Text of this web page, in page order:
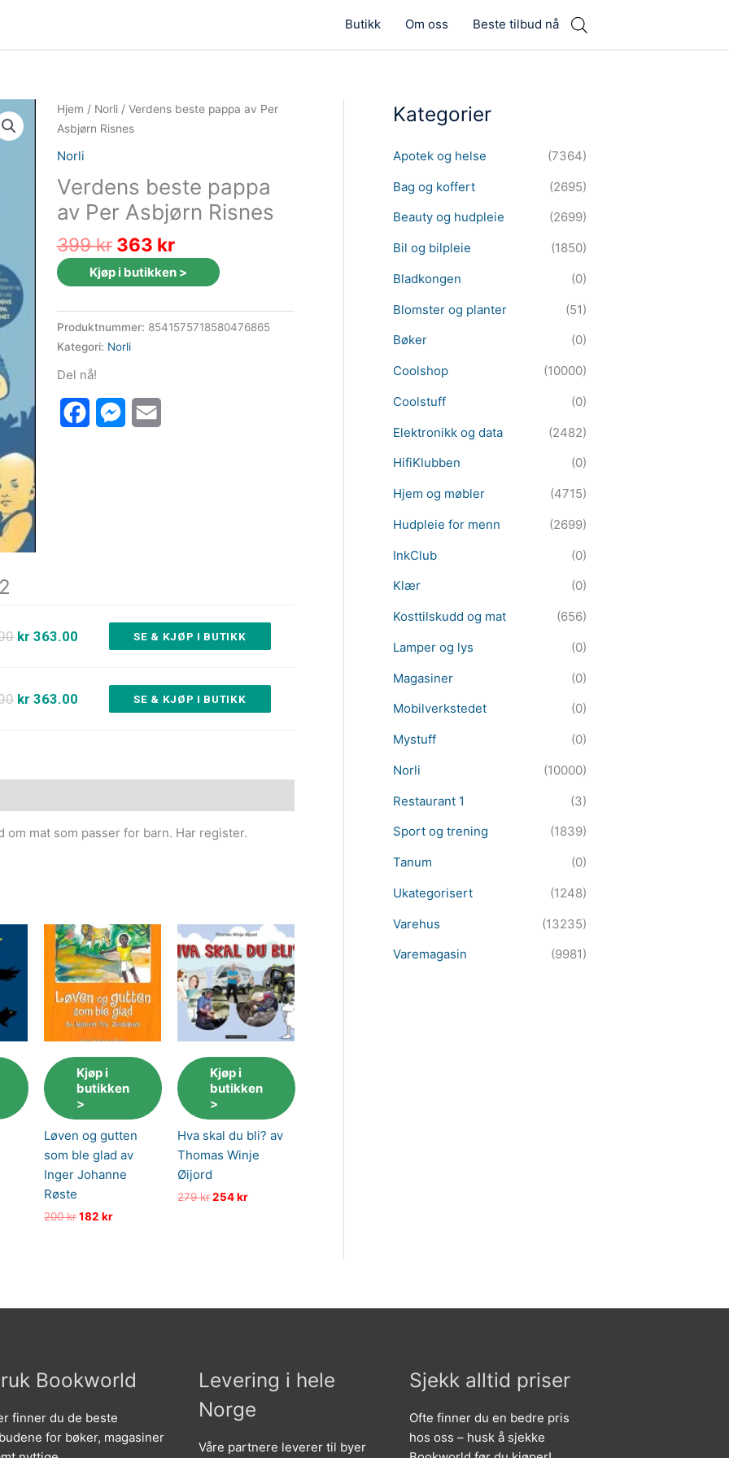
Butikk Om oss Beste tilbud nå
Hjem / Norli/ Verdens beste pappa av Per
Asbjørn Risnes
Norli
Verdens beste pappa
av Per Asbjørn Risnes
399kr Opprinnelig
pris
var:
363 krNåværende
pris
er:
Kjøp i butikken >
Produktnummer: 8541575718580476865
Kategori: Norli
Del nå!
FacebookMessenger
kr 363.00 SE & KJØP I BUTIKK
kr 363.00 SE & KJØP I BUTIKK
mat som passer for barn. Har register.
Kjøp i
butikken
>
Løven og gutten
som ble glad av
Inger Johanne
Røste
200krOpprinnelig
182krNåværende
Kjøp i
butikken
>
Hva skal du bli? av
Thomas Winje
Øijord
279krOpprinnelig
254krNåværende
Kategorier
Apotek og helse
(7364)
Bag og koffert
(2695)
Beauty og hudpleie
(2699)
Bil og bilpleie
(1850)
Bladkongen
(0)
Blomster og planter
(51)
Bøker
(0)
Coolshop
(10000)
Coolstuff
(0)
Elektronikk og data
(2482)
HifiKlubben
(0)
Hjem og møbler
(4715)
Hudpleie for menn
(2699)
InkClub
(0)
Klær
(0)
Kosttilskudd og mat
(656)
Lamper og lys
(0)
Magasiner
(0)
Mobilverkstedet
(0)
Mystuff
(0)
Norli
(10000)
Restaurant 1
(3)
Sport og trening
(1839)
Tanum
(0)
Ukategorisert
(1248)
Varehus
(13235)
Varemagasin
(9981)
Bookworld
finner du de beste
for bøker, magasiner
Levering i hele
Norge
Våre partnere leverer til byer
Sjekk alltid priser
Ofte finner du en bedre pris
hos oss – husk å sjekke